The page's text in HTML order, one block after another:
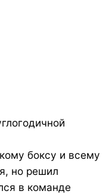
боксу и всему
но решил
в команде